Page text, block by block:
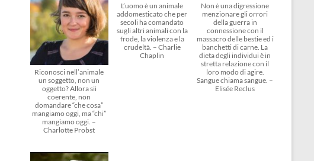
Riconosci nell’animale
un soggetto, non un
oggetto? Allora sii
coerente, non
domandare “che cosa”
mangiamo oggi, ma “chi”
mangiamo oggi. –
Charlotte Probst
L’uomo è un animale
addomesticato che per
secoli ha comandato
sugli altri animali con la
frode, la violenza e la
crudeltà. – Charlie
Chaplin
Non è una digressione
menzionare gli orrori
della guerra in
connessione con il
massacro delle bestie ed i
banchetti di carne. La
dieta degli individui è in
stretta relazione con il
loro modo di agire.
Sangue chiama sangue. –
Elisée Reclus